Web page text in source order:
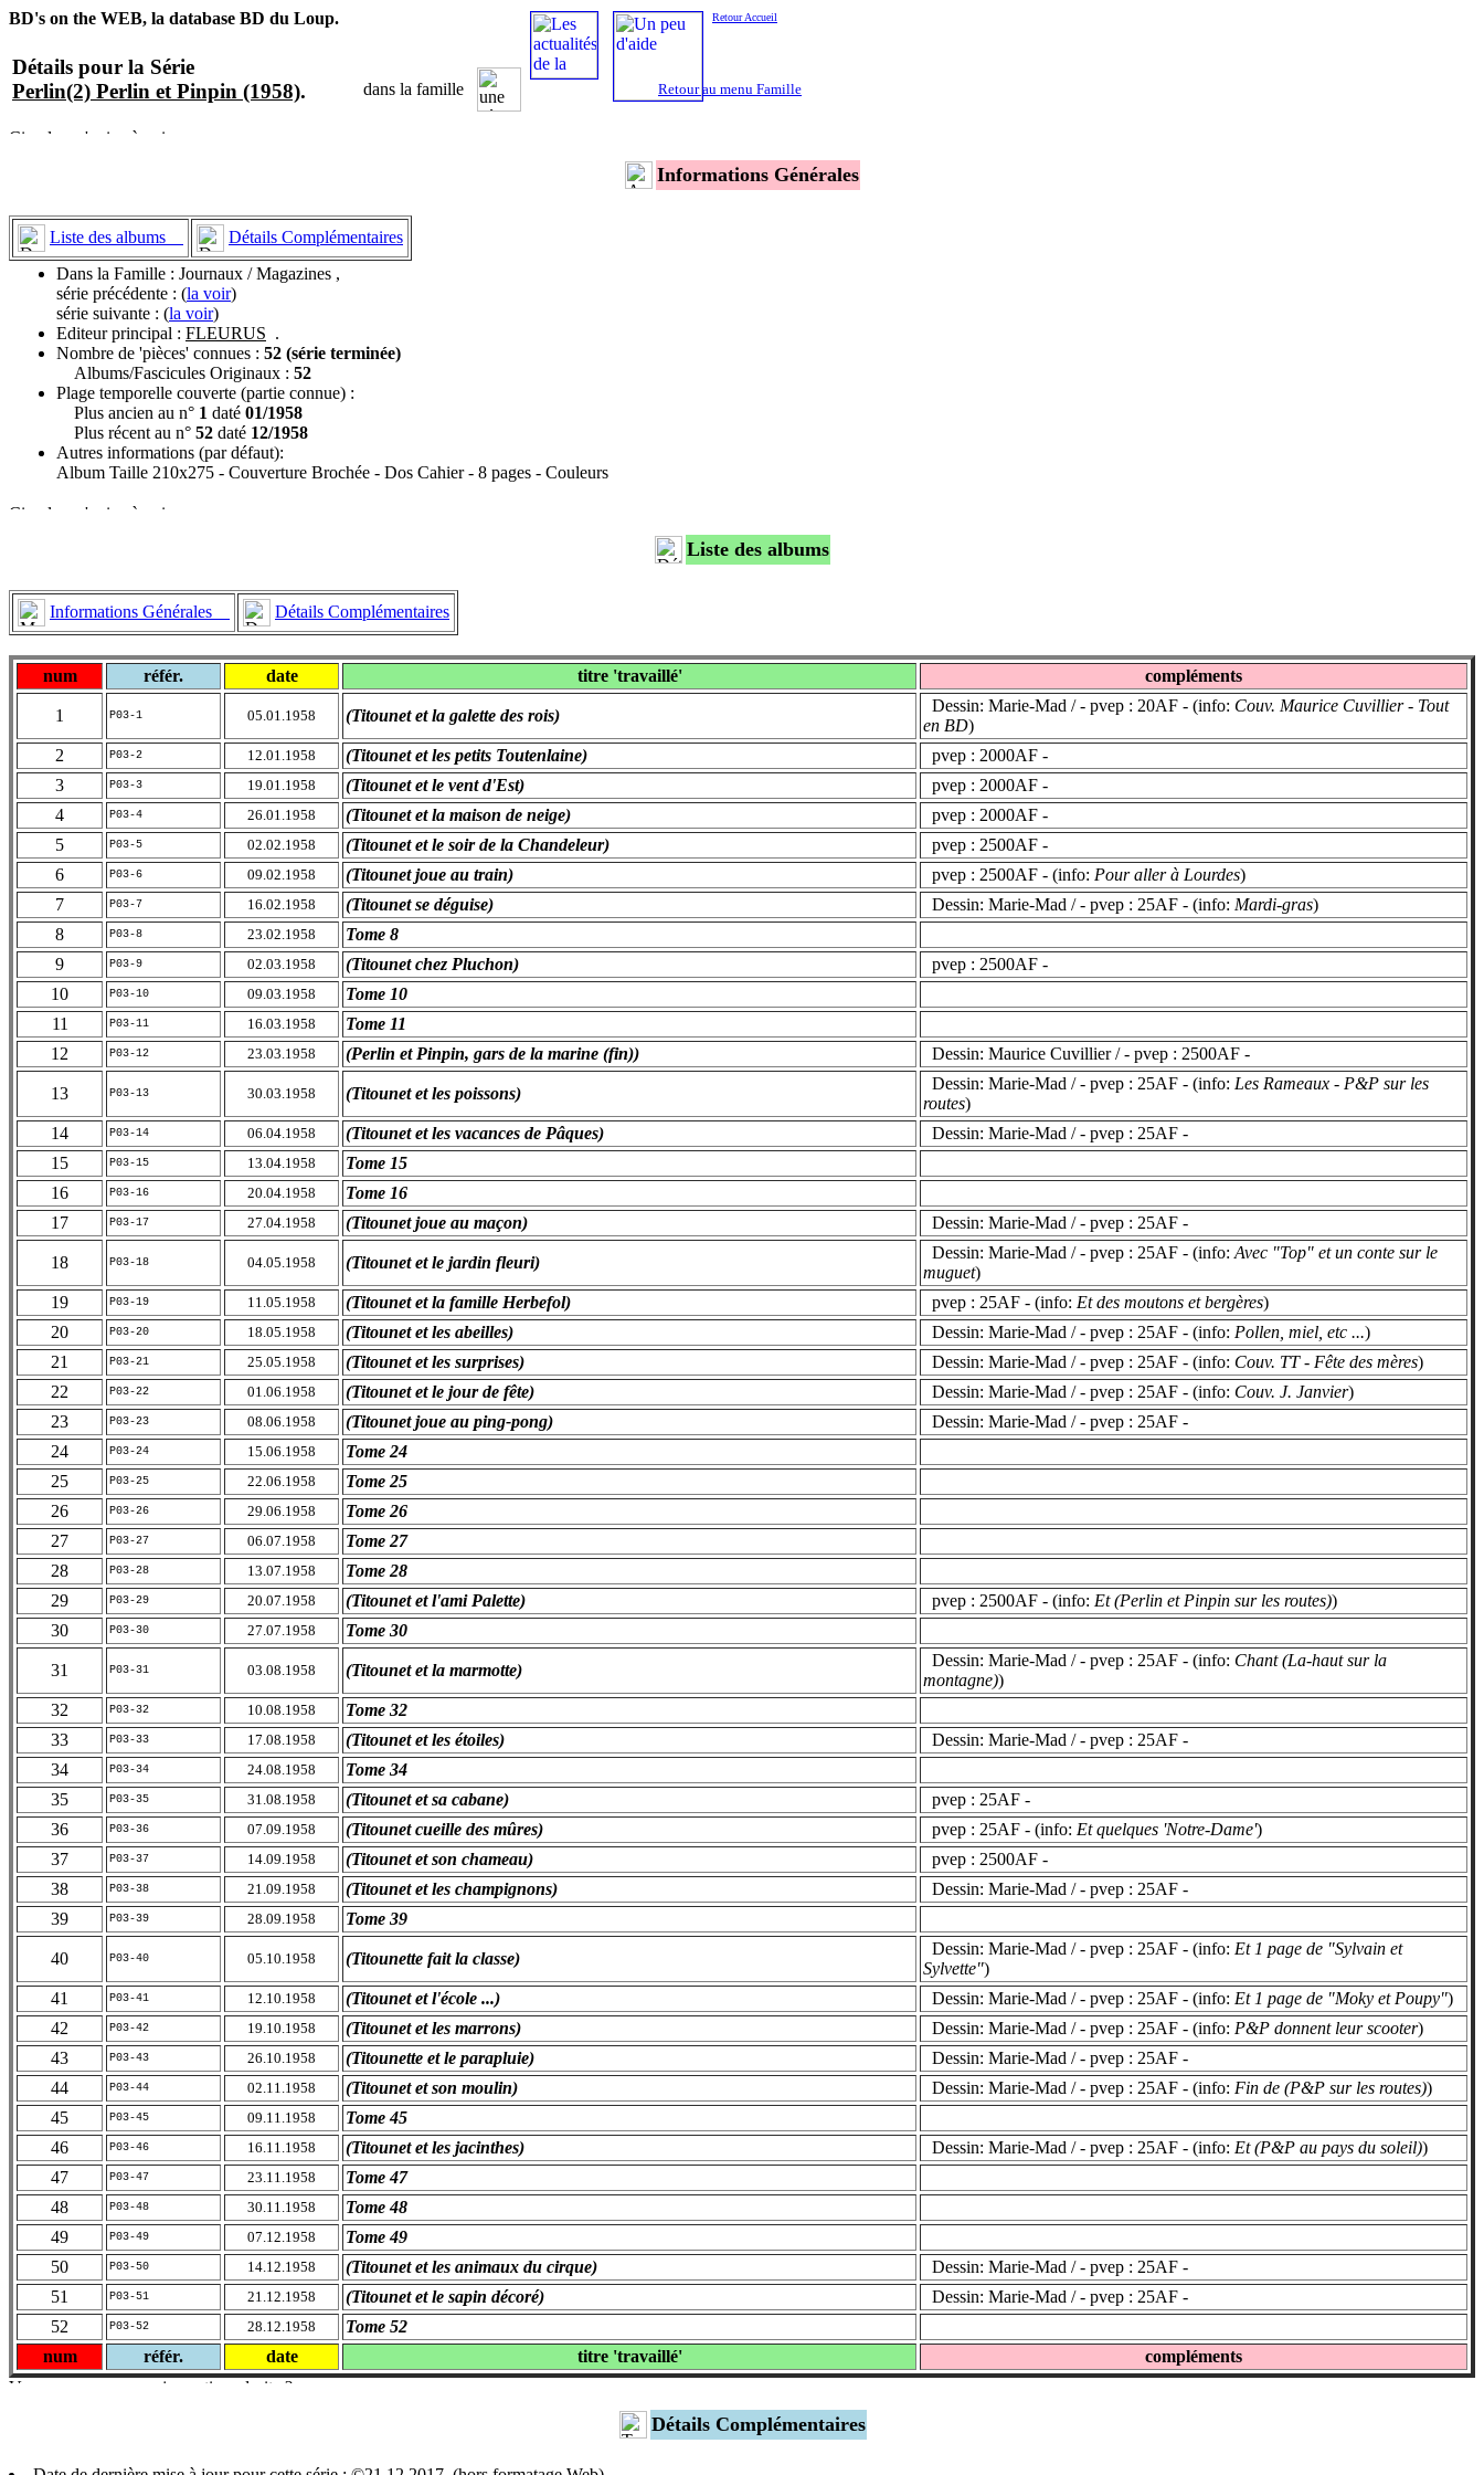
BD's on the WEB, la database BD du Loup.
Détails pour la Série
Perlin(2) Perlin et Pinpin (1958). dans la famille Retour au menu Famille
Informations Générales
Liste des albums
Détails Complémentaires
Dans la Famille : Journaux / Magazines ,
série précédente : (la voir)
série suivante : (la voir)
Editeur principal : FLEURUS .
Nombre de 'pièces' connues : 52 (série terminée)
Albums/Fascicules Originaux : 52
Plage temporelle couverte (partie connue) :
Plus ancien au n° 1 daté 01/1958
Plus récent au n° 52 daté 12/1958
Autres informations (par défaut):
Album Taille 210x275 - Couverture Brochée - Dos Cahier - 8 pages - Couleurs
Liste des albums
Informations Générales Détails Complémentaires
num référ. date titre 'travaillé' compléments
1 P03-1 05.01.1958 (Titounet et la galette des rois)
Dessin: Marie-Mad / - pvep : 20AF - (info: Couv. Maurice Cuvillier - Tout
en BD)
2
P03-2 12.01.1958 (Titounet et les petits Toutenlaine)
pvep : 2000AF -
3
P03-3 19.01.1958 (Titounet et le vent d'Est)
pvep : 2000AF -
4
P03-4 26.01.1958 (Titounet et la maison de neige)
pvep : 2000AF -
5
P03-5 02.02.1958 (Titounet et le soir de la Chandeleur)
pvep : 2500AF -
6
P03-6 09.02.1958 (Titounet joue au train) pvep : 2500AF - (info: Pour aller à Lourdes)
7
P03-7 16.02.1958 (Titounet se déguise) Dessin: Marie-Mad / - pvep : 25AF - (info: Mardi-gras)
8
P03-8 23.02.1958
Tome 8
9
P03-9 02.03.1958 (Titounet chez Pluchon)
pvep : 2500AF -
10
P03-10 09.03.1958
Tome 10
11
P03-11 16.03.1958
Tome 11
12
P03-12 23.03.1958 (Perlin et Pinpin, gars de la marine (fin)) Dessin: Maurice Cuvillier / - pvep : 2500AF -
13 P03-13 30.03.1958 (Titounet et les poissons)
Dessin: Marie-Mad / - pvep : 25AF - (info: Les Rameaux - P&P sur les
routes)
14
P03-14 06.04.1958 (Titounet et les vacances de Pâques)
Dessin: Marie-Mad / - pvep : 25AF -
15
P03-15 13.04.1958
Tome 15
16
P03-16 20.04.1958
Tome 16
17
P03-17 27.04.1958 (Titounet joue au maçon) Dessin: Marie-Mad / - pvep : 25AF -
18 P03-18 04.05.1958 (Titounet et le jardin fleuri)
Dessin: Marie-Mad / - pvep : 25AF - (info: Avec "Top" et un conte sur le
muguet)
19
P03-19 11.05.1958 (Titounet et la famille Herbefol) pvep : 25AF - (info: Et des moutons et bergères)
20
P03-20 18.05.1958 (Titounet et les abeilles) Dessin: Marie-Mad / - pvep : 25AF - (info: Pollen, miel, etc ...)
21
P03-21 25.05.1958 (Titounet et les surprises) Dessin: Marie-Mad / - pvep : 25AF - (info: Couv. TT - Fête des mères)
22
P03-22 01.06.1958 (Titounet et le jour de fête) Dessin: Marie-Mad / - pvep : 25AF - (info: Couv. J. Janvier)
23
P03-23 08.06.1958 (Titounet joue au ping-pong)
Dessin: Marie-Mad / - pvep : 25AF -
24
P03-24 15.06.1958
Tome 24
25
P03-25 22.06.1958
Tome 25
26
P03-26 29.06.1958
Tome 26
27
P03-27 06.07.1958
Tome 27
28
P03-28 13.07.1958
Tome 28
29
P03-29 20.07.1958 (Titounet et l'ami Palette) pvep : 2500AF - (info: Et (Perlin et Pinpin sur les routes))
30
P03-30 27.07.1958 Tome 30
31 P03-31 03.08.1958 (Titounet et la marmotte)
Dessin: Marie-Mad / - pvep : 25AF - (info: Chant (La-haut sur la
montagne))
32
P03-32 10.08.1958
Tome 32
33
P03-33 17.08.1958 (Titounet et les étoiles)
Dessin: Marie-Mad / - pvep : 25AF -
34
P03-34 24.08.1958
Tome 34
35
P03-35 31.08.1958 (Titounet et sa cabane)
pvep : 25AF -
36
P03-36 07.09.1958 (Titounet cueille des mûres) pvep : 25AF - (info: Et quelques 'Notre-Dame')
37
P03-37 14.09.1958 (Titounet et son chameau)
pvep : 2500AF -
38
P03-38 21.09.1958 (Titounet et les champignons)
Dessin: Marie-Mad / - pvep : 25AF -
39
P03-39 28.09.1958 Tome 39
40 P03-40 05.10.1958 (Titounette fait la classe)
Dessin: Marie-Mad / - pvep : 25AF - (info: Et 1 page de "Sylvain et
Sylvette")
41
P03-41 12.10.1958 (Titounet et l'école ...) Dessin: Marie-Mad / - pvep : 25AF - (info: Et 1 page de "Moky et Poupy")
42
P03-42 19.10.1958 (Titounet et les marrons) Dessin: Marie-Mad / - pvep : 25AF - (info: P&P donnent leur scooter)
43
P03-43 26.10.1958 (Titounette et le parapluie)
Dessin: Marie-Mad / - pvep : 25AF -
44
P03-44 02.11.1958 (Titounet et son moulin) Dessin: Marie-Mad / - pvep : 25AF - (info: Fin de (P&P sur les routes))
45
P03-45 09.11.1958
Tome 45
46
P03-46 16.11.1958 (Titounet et les jacinthes) Dessin: Marie-Mad / - pvep : 25AF - (info: Et (P&P au pays du soleil))
47
P03-47 23.11.1958
Tome 47
48
P03-48 30.11.1958
Tome 48
49
P03-49 07.12.1958
Tome 49
50
P03-50 14.12.1958 (Titounet et les animaux du cirque)
Dessin: Marie-Mad / - pvep : 25AF -
51
P03-51 21.12.1958 (Titounet et le sapin décoré)
Dessin: Marie-Mad / - pvep : 25AF -
52
P03-52 28.12.1958
Tome 52
num
référ. date titre 'travaillé' compléments
Détails Complémentaires
Retour Accueil